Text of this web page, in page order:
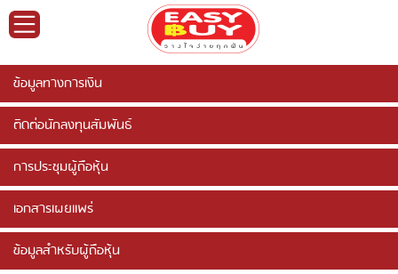
หน้า
แรก
ข้อมูล
องค์กร
การ
ข้อมูลทางการเงิน
ติดต่อนักลงทุนสัมพันธ์
การประชุมผู้ถือหุ้น
เอกสารเผยแพร่
ข้อมูลสำหรับผู้ถือหุ้น